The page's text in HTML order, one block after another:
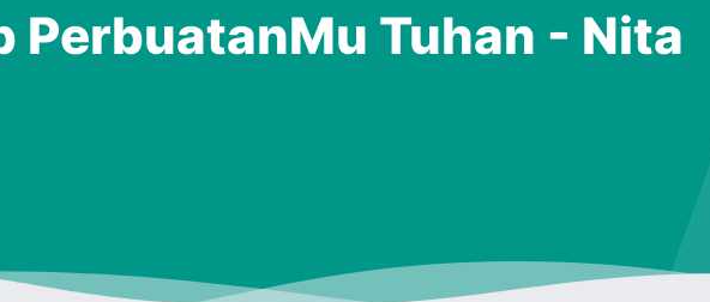
PerbuatanMu Tuhan - Nita